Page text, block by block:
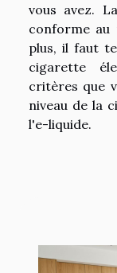
vous avez.
conforme au
plus, il faut
cigarette
critères que
niveau de la
l'e-liquide.